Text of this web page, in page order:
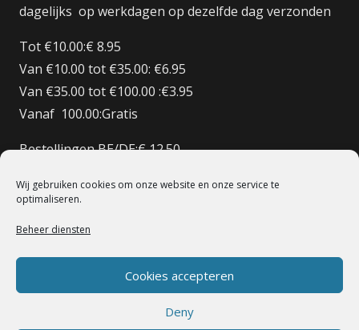
Wij gebruiken cookies om onze website en onze service te
optimaliseren.
Beheer diensten
Cookies accepteren
Deny
dagelijks op werkdagen op dezelfde dag verzonden
Tot €10.00:€ 8.95
Van €10.00 tot €35.00: €6.95
Van €35.00 tot €100.00 :€3.95
Vanaf 100.00:Gratis
Bestellingen BE/DE:€ 12.50
Bestellingen FR:€15.00
© 1998 – 2022 De Heilige Koe Deventer.
Powerd By BoomerICT Artwork Base Six